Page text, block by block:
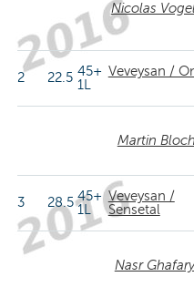
Nicolas
2 22.5 45+
1L
Veveysan /
Martin
3 28.545+
1L
Veveysan /
Sensetal
Nasr